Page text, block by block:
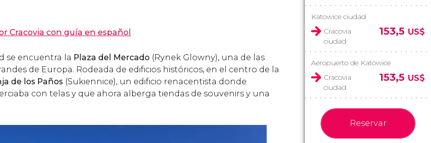
Cracovia con guía en español
se encuentra la Plaza del Mercado (Rynek Glowny), una de las
de Europa. Rodeada de edificios históricos, en el centro de la
de los Paños (Sukiennice), un edificio renacentista donde
con telas y que ahora alberga tiendas de souvenirs y una
Katowice ciudad
Cracovia
ciudad
153,5 US$
Aeropuerto de Katowice
Cracovia
ciudad
153,5 US$
Reservar